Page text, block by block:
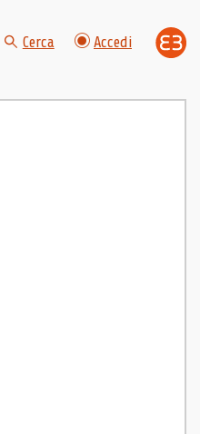
Cerca Accedi